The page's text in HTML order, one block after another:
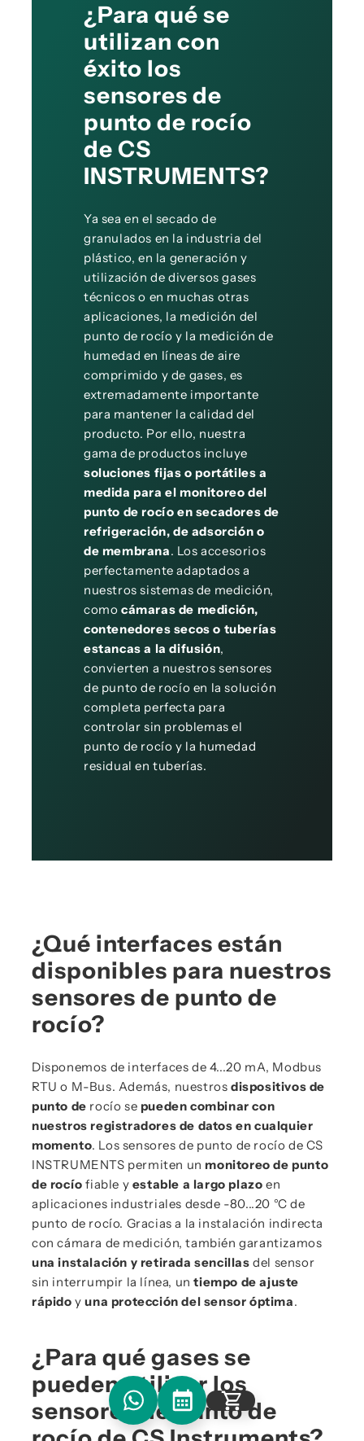
¿Para qué se
utilizan con
éxito los
sensores de
punto de rocío
de CS
INSTRUMENTS?
Ya sea en el secado de
granulados en la industria del
plástico, en la generación y
utilización de diversos gases
técnicos o en muchas otras
aplicaciones, la medición del
punto de rocío y la medición de
humedad en líneas de aire
comprimido y de gases, es
extremadamente importante
para mantener la calidad del
producto. Por ello, nuestra
gama de productos incluye
soluciones fijas o portátiles a
medida para el monitoreo del
punto de rocío en secadores de
refrigeración, de adsorción o
de membrana. Los accesorios
perfectamente adaptados a
nuestros sistemas de medición,
como cámaras de medición,
contenedores secos o tuberías
estancas a la difusión,
convierten a nuestros sensores
de punto de rocío en la solución
completa perfecta para
controlar sin problemas el
punto de rocío y la humedad
residual en tuberías.
¿Qué interfaces están
disponibles para nuestros
sensores de punto de
rocío?
Disponemos de interfaces de 4...20 mA, Modbus
RTU o M-Bus. Además, nuestrosdispositivos de
punto de rocío se pueden combinar con
nuestros registradores de datos en cualquier
momento. Los sensores de punto de rocío de CS
INSTRUMENTS permiten un monitoreo de punto
de rocío fiable y estable a largo plazo en
aplicaciones industriales desde -80...20 °C de
punto de rocío. Gracias a la instalación indirecta
con cámara de medición, también garantizamos
una instalación y retirada sencillas del sensor
sin interrumpir la línea, untiempo de ajuste
rápido yuna protección del sensor óptima.
¿Para qué gases se
pueden utilizar los
sensores de punto de
Asesoramiento personalizado